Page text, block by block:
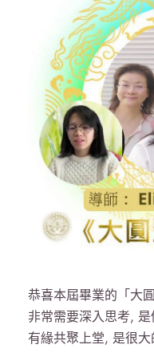
恭喜本屆畢業的「大
非常需要深入思考,
有緣共聚上堂, 是很